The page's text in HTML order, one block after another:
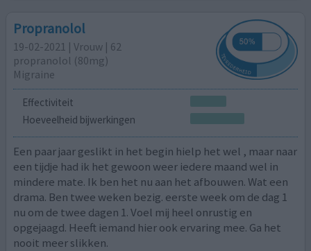
Propranolol
19-02-2021 | Vrouw | 62
propranolol (80mg)
Migraine
Effectiviteit
Hoeveelheid bijwerkingen
Een paar jaar geslikt in het begin hielp het wel , maar naar
een tijdje had ik het gewoon weer iedere maand wel in
mindere mate. Ik ben het nu aan het afbouwen. Wat een
drama. Ben twee weken bezig. eerste week om de dag 1
nu om de twee dagen 1. Voel mij heel onrustig en
opgejaagd. Heeft iemand hier ook ervaring mee. Ga het
nooit meer slikken.